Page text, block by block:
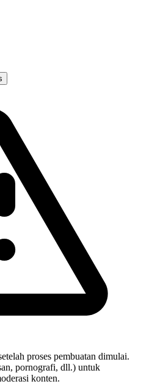
proses pembuatan dimulai.
pornografi, dll.) untuk
konten.